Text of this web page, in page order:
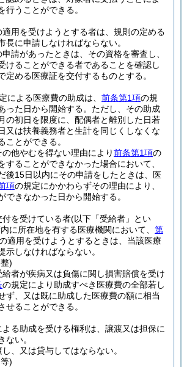
行うことができる。
適用を受けようとする者は、規則の定める
長に申請しなければならない。
申請があったときは、その資格を審査し、
けることができる者であることを確認し
定める医療証を交付するものとする。
による医療費の助成は、 前条第1項の規
った日から開始する。 ただし、その助成
の初日を限度に、配偶者と離別した日若
又は扶養義務者と生計を同じくしなくな
ことができる。
他やむを得ない理由により前条第1項の
することができなかった場合において、
後15日以内にその申請をしたときは、医
項の規定にかかわらずその理由により、
できなかった日から開始する。
付を受けている者(以下「受給者」とい
に所在地を有する医療機関において、 第
適用を受けようとするときは、当該医療
示しなければならない。
)
者が疾病又は負傷に関し損害賠償を受け
の規定により助成すべき医療費の全部若し
ず、又は既に助成した医療費の額に相当
せることができる。
よる助成を受ける権利は、譲渡又は担保に
ない。
、又は貸与してはならない。
)